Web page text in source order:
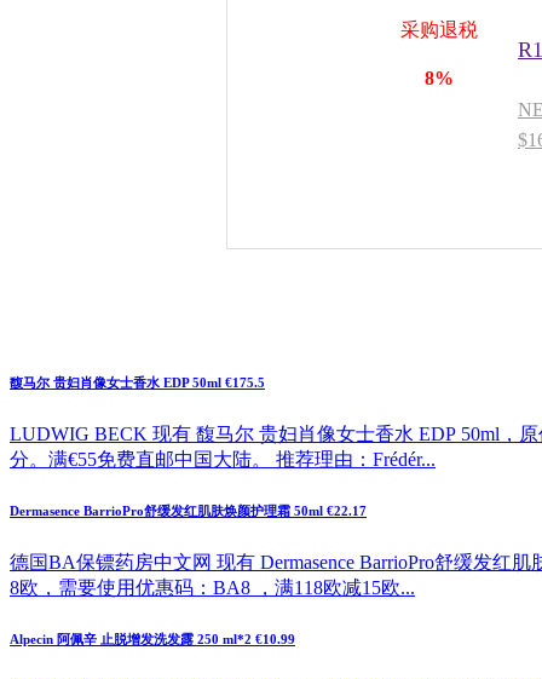
采购退税
8%
馥马尔 贵妇肖像女士香水 EDP 50ml €175.5
LUDWIG BECK 现有 馥马尔 贵妇肖像女士香水 EDP 50ml，
分。满€55免费直邮中国大陆。 推荐理由：Frédér...
Dermasence BarrioPro舒缓发红肌肤焕颜护理霜 50ml €22.17
德国BA保镖药房中文网 现有 Dermasence BarrioPro舒缓发红
8欧，需要使用优惠码：BA8 ，满118欧减15欧...
Alpecin 阿佩辛 止脱增发洗发露 250 ml*2 €10.99